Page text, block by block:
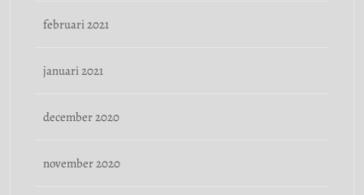
februari 2021
januari 2021
december 2020
november 2020